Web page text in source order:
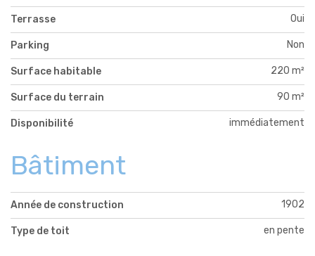
Terrasse Oui
Parking Non
Surface habitable 220 m²
Surface du terrain 90 m²
Disponibilité immédiatement
Bâtiment
Année de construction 1902
Type de toit en pente